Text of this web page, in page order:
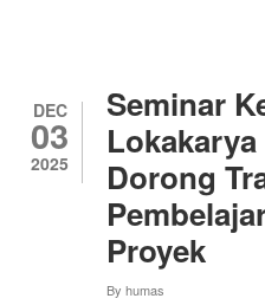
DEC
03
2025
Seminar
Dorong
Proyek
By humas